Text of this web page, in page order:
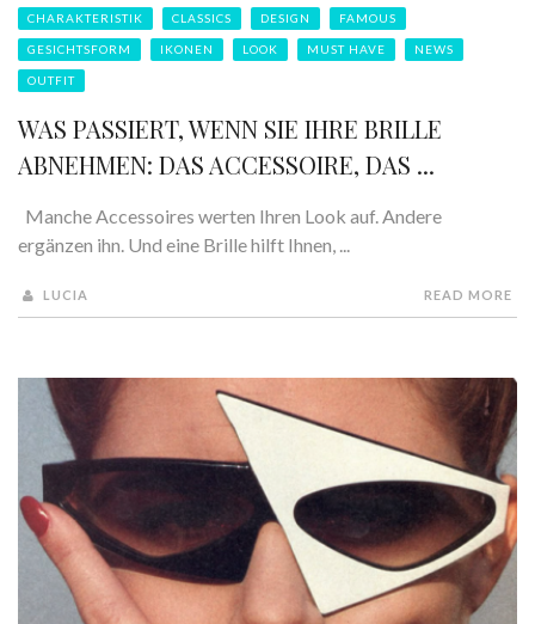
CHARAKTERISTIK CLASSICS DESIGN FAMOUS
GESICHTSFORM IKONEN LOOK MUST HAVE NEWS
OUTFIT
WAS PASSIERT, WENN SIE IHRE BRILLE
ABNEHMEN: DAS ACCESSOIRE, DAS ...
Manche Accessoires werten Ihren Look auf. Andere
ergänzen ihn. Und eine Brille hilft Ihnen, ...
LUCIA READ MORE